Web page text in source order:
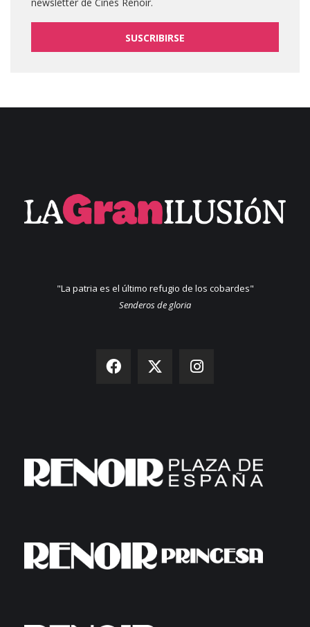
SUSCRIBIRSE
"La patria es el último refugio de los cobardes"
Senderos de gloria